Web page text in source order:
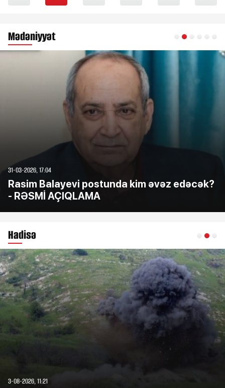
Mədəniyyət
31-03-2026, 17:04
Rasim Balayevi postunda kim əvəz edəcək?
- RƏSMİ AÇIQLAMA
Hadisə
3-08-2026, 11:21